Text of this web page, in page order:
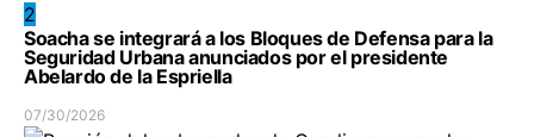
2
Soacha se integrará a los Bloques de Defensa para la
Seguridad Urbana anunciados por el presidente
Abelardo de la Espriella
07/30/2026